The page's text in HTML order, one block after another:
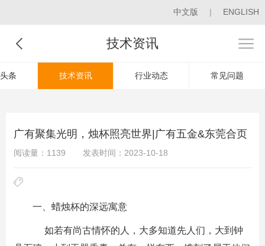
中文版 | ENGLISH
技术资讯
条 技术资讯 行业动态 常见问题
广有聚集光明，烛杯照亮世界|广有五金&东莞合页
阅读量：1139 发表时间：2023-10-18
一、蜡烛杯的深远寓意
如若有尚古情怀的人，大多知道先人们，大到钟